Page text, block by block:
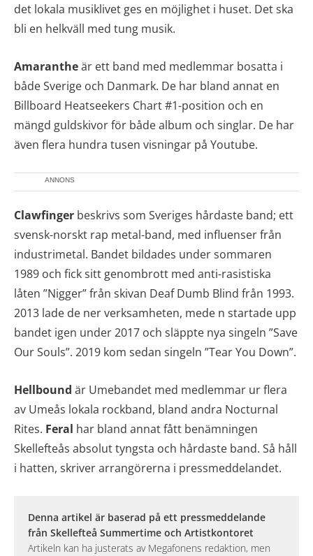
det lokala musiklivet ges en möjlighet i huset. Det ska
bli en helkväll med tung musik.
Amarantheär ett band med medlemmar bosatta i
både Sverige och Danmark. De har bland annat en
Billboard Heatseekers Chart #1-position och en
mängd guldskivor för både album och singlar. De har
även flera hundra tusen visningar på Youtube.
ANNONS
Clawfinger beskrivs som Sveriges hårdaste band; ett
svensk-norskt rap metal-band, med influenser från
industrimetal. Bandet bildades under sommaren
1989 och fick sitt genombrott med anti-rasistiska
låten ”Nigger” från skivan Deaf Dumb Blind från 1993.
2013 lade de ner verksamheten, mede n startade upp
bandet igen under 2017 och släppte nya singeln ”Save
Our Souls”. 2019 kom sedan singeln ”Tear You Down”.
Hellbound är Umebandet med medlemmar ur flera
av Umeås lokala rockband, bland andra Nocturnal
Rites. Feral har bland annat fått benämningen
Skellefteås absolut tyngsta och hårdaste band. Så håll
i hatten, skriver arrangörerna i pressmeddelandet.
Denna artikel är baserad på ett pressmeddelande
från Skellefteå Summertime och Artistkontoret
Artikeln kan ha justerats av Megafonens redaktion, men